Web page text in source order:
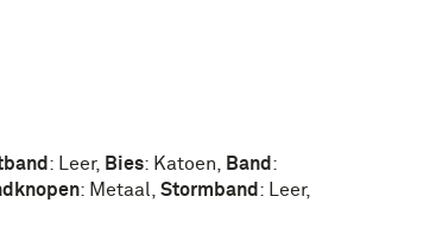
: Leer, Bies: Katoen Band :
: Metaal Stormband : Leer,